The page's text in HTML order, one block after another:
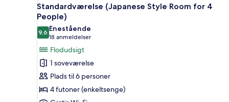
alle
billeder
af
Standardværelse
(Japanese
Style
Room
for
2
Standardværelse (Japanese Style Room for 4
People)
9,69,6 ud af 10
Enestående
18 anmeldelser
(18
anmeldelser)
Flodudsigt
1 soveværelse
Plads til 6 personer
4 futoner (enkeltsenge)